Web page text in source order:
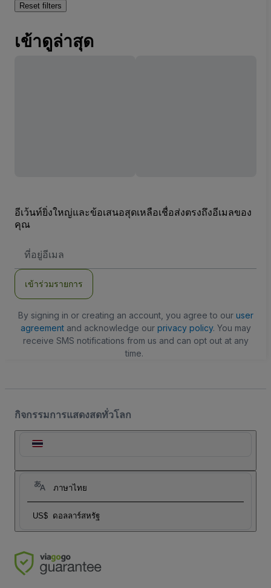
Reset filters
เข้าดูล่าสุด
อีเว้นท์ยิ่งใหญ่และข้อเสนอสุดเหลือเชื่อส่งตรงถึงอีเมลของ
คุณ
อยู่
เข้าร่วมรายการ
By signing in or creating an account, you agree to our user
agreementand acknowledge our privacy policy. You may
receive SMS notifications from us and can opt out at any
time.
กิจกรรมการแสดงสดทั่วโลก
ภาษาไทย
US$ ดอลลาร์สหรัฐ